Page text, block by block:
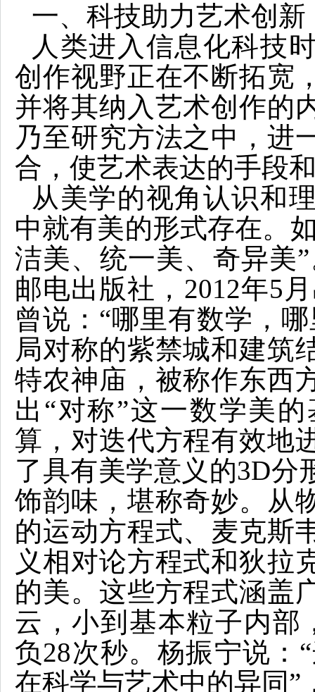
一、科技助力艺术创新
人类进入信息化科技
创作视野正在不断拓宽
并将其纳入艺术创作的
乃至研究方法之中，进
合，使艺术表达的手段
从美学的视角认识和
中就有美的形式存在。
洁美、统一美、奇异美
邮电出版社，2012年5
曾说：“哪里有数学，
局对称的紫禁城和建筑
特农神庙，被称作东西
出“对称”这一数学美
算，对迭代方程有效地
了具有美学意义的3D分
饰韵味，堪称奇妙。从
的运动方程式、麦克斯
义相对论方程式和狄拉
的美。这些方程式涵盖
云，小到基本粒子内部
负28次秒。杨振宁说：
在科学与艺术中的异同”